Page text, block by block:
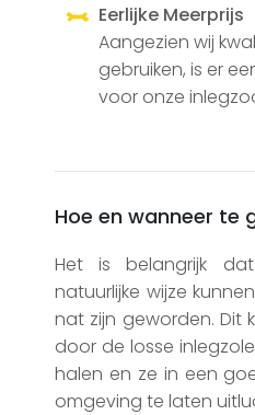
Eerlijke Meerprijs
Aangezien wij
gebruiken, is er
voor onze
Hoe en wanneer te
Het is belangrijk
natuurlijke wijze
nat zijn geworden. Dit
door de losse
halen en ze in een
omgeving te laten